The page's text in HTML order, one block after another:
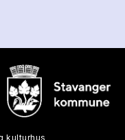
kulturhus